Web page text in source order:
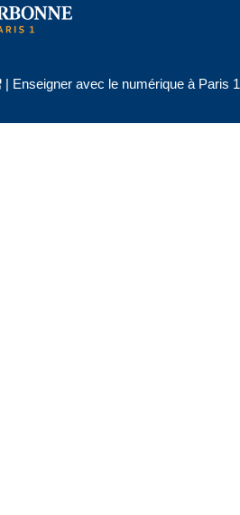
| Enseigner avec le numérique à Paris 1